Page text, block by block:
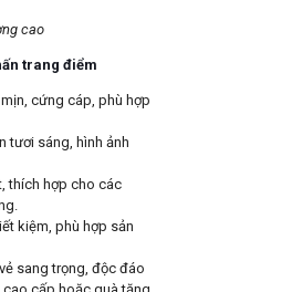
cao
trang điểm
cứng cáp, phù hợp
tươi sáng, hình ảnh
thích hợp cho các
kiệm, phù hợp sản
sang trọng, độc đáo